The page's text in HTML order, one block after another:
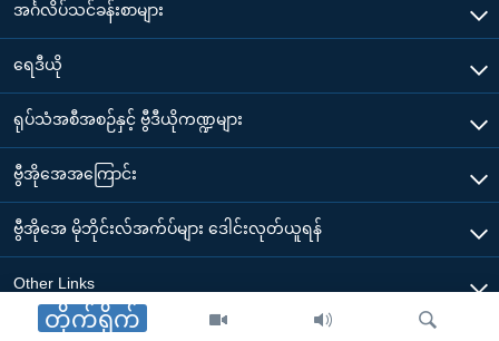
တိုက်ရိုက်
အင်္ဂလိပ်သင်ခန်းစာများ
ရေဒီယို
ရုပ်သံအစီအစဉ်နှင့် ဗွီဒီယိုကဏ္ဍများ
ဗွီအိုအေအကြောင်း
ဗွီအိုအေ မိုဘိုင်းလ်အက်ပ်များ ဒေါင်းလုတ်ယူရန်
Other Links